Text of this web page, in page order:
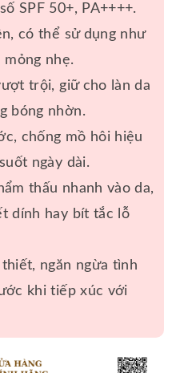
SPF 50+, PA++++.
có thể sử dụng như
nhẹ.
trội, giữ cho làn da
bóng nhờn.
chống mồ hôi hiệu
ngày dài.
thấu nhanh vào da,
dính hay bít tắc lỗ
ngăn ngừa tình
khi tiếp xúc với